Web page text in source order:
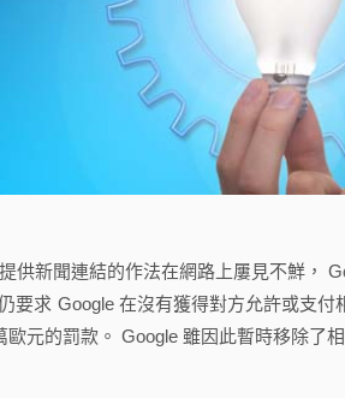
供新聞連結的作法在網路上屢見不鮮，
要求 Google 在沒有獲得對方允許或支
元的罰款。 Google 雖因此暫時移除了